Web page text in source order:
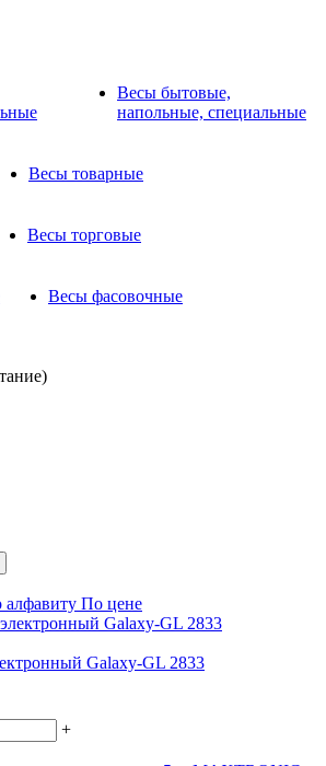
Весы бытовые,
напольные, специальные
Весы товарные
Весы торговые
Весы фасовочные
алфавиту По цене
Galaxy-GL 2833
+